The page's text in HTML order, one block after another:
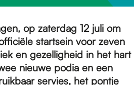
m
e
op zaterdag 12 juli om
startsein voor zeven
en gezelligheid in het hart
nieuwe podia en een
servies, het pontje